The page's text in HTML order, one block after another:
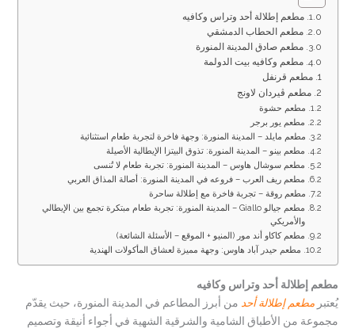
مطعم إطلالة أحد وتراس وكافيه
مطعم الحطاب الدمشقي
مطعم صادق المدينة المنورة
مطعم وكافيه بيت الدولمة
مطعم قرنفل
مطعم ڤيردان لاونج
مطعم حشوة
مطعم يور برجر
مطعم مايلد – المدينة المنورة: وجهة فاخرة لتجربة طعام استثنائية
مطعم بينو – المدينة المنورة: تذوق البيتزا الإيطالية الأصيلة
مطعم سوشال هاوس – المدينة المنورة: تجربة طعام لا تُنسى
مطعم ريف العرب – فروعه في المدينة المنورة: أصالة المذاق العربي
مطعم روقة – تجربة فاخرة مع إطلالة ساحرة
مطعم جيالو Giallo – المدينة المنورة: تجربة طعام مبتكرة تجمع بين الإيطالي
والأمريكي
مطعم كاكاو أند مور (المنيو + الموقع – الأسئلة الشائعة)
مطعم حيدر آباد هاوس: وجهة مميزة لعشاق المأكولات الهندية
مطعم إطلالة أحد وتراس وكافيه
يُعتبرمطعم إطلالة أحد من أبرز المطاعم في المدينة المنورة، حيث يقدّم
مجموعة من الأطباق الشامية والشرقية الشهية في أجواء أنيقة وتصميم